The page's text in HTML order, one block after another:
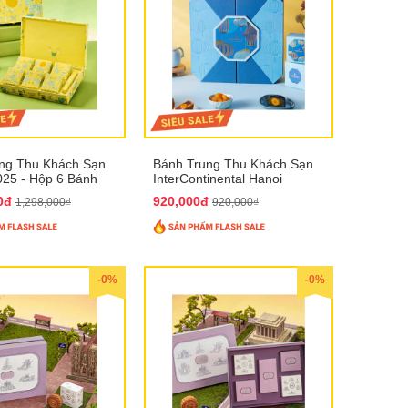
Thu Khách Sạn
- Hộp 6 Bánh
1,298,000₫
Bánh Trung Thu Khách Sạn
InterContinental Hanoi
920,000đ 920,000₫
-0% -0%